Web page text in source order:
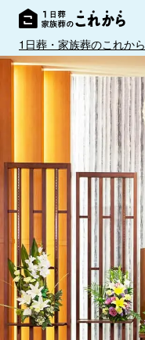
1日葬・家族葬のこれから